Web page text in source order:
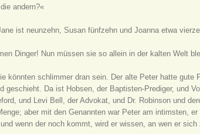
andern?«
ist neunzehn, Susan fünfzehn und Joanna etwa
Dinger! Nun müssen sie so allein in der kalten Welt
könnten schlimmer dran sein. Der alte Peter hatte gute
geschieht. Da ist Hobsen, der Baptisten-Prediger, und
und Levi Bell, der Advokat, und Dr. Robinson und
aber mit den Genannten war Peter am intimsten,
und wenn der noch kommt, wird er wissen, an wen er sich